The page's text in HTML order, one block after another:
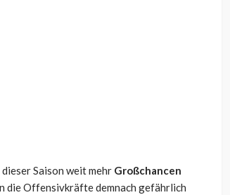
Saison weit mehr Großchancen
die Offensivkräfte demnach gefährlich